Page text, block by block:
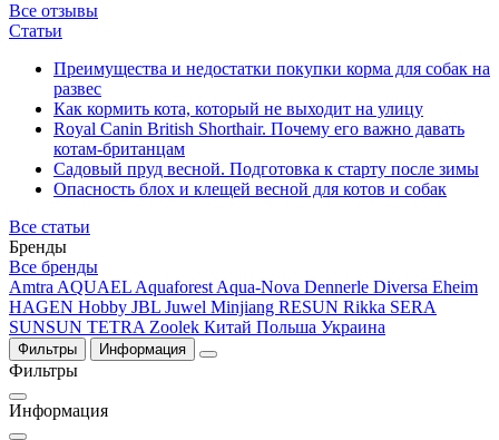
Все отзывы
Статьи
Преимущества и недостатки покупки корма для собак на
развес
Как кормить кота, который не выходит на улицу
Royal Canin British Shorthair. Почему его важно давать
котам-британцам
Садовый пруд весной. Подготовка к старту после зимы
Опасность блох и клещей весной для котов и собак
Все статьи
Бренды
Все бренды
Amtra AQUAEL Aquaforest Aqua-Nova Dennerle Diversa Eheim
HAGEN Hobby JBL Juwel Minjiang RESUN Rikka SERA
SUNSUN TETRA Zoolek Китай Польша Украина
Фильтры Информация
Фильтры
Информация